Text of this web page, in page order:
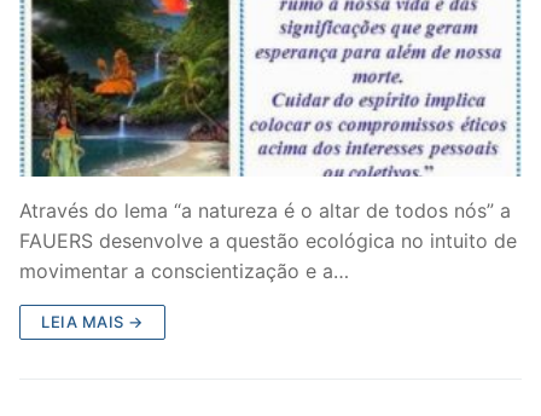
Através do lema “a natureza é o altar de todos nós” a
FAUERS desenvolve a questão ecológica no intuito de
movimentar a conscientização e a…
LEIA MAIS →